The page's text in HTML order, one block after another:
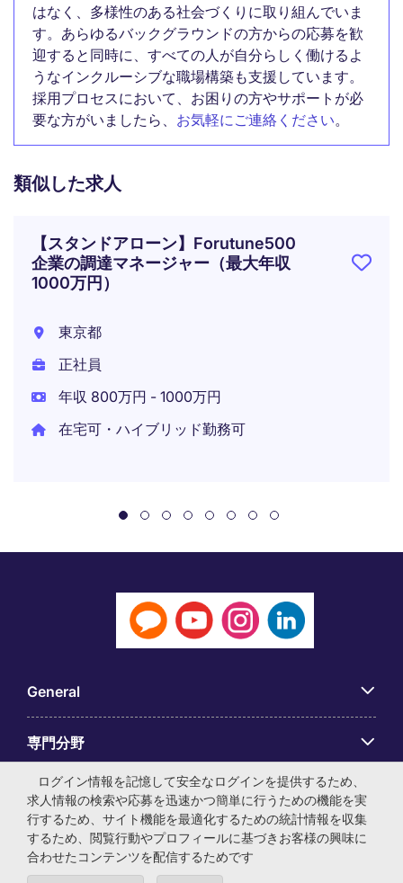
はなく、多様性のある社会づくりに取り組んでいま
す。あらゆるバックグラウンドの方からの応募を歓
迎すると同時に、すべての人が自分らしく働けるよ
うなインクルーシブな職場構築も支援しています。
採用プロセスにおいて、お困りの方やサポートが必
要な方がいましたら、 お気軽にご連絡ください。
類似した求人
【スタンドアローン】Forutune500
企業の調達マネージャー（最大年収
1000万円）
東京都
正社員
年収 800万円 - 1000万円
在宅可・ハイブリッド勤務可
General
専門分野
アプリ
Employer Centre
ログイン情報を記憶して安全なログインを提供するため、
求人情報の検索や応募を迅速かつ簡単に行うための機能を実
行するため、サイト機能を最適化するための統計情報を収集
するため、閲覧行動やプロフィールに基づきお客様の興味に
合わせたコンテンツを配信するためです